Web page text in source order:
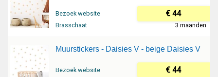
Bezoek website € 44
Brasschaat 3 maanden
Muurstickers - Daisies V - beige Daisies V
Bezoek website € 44